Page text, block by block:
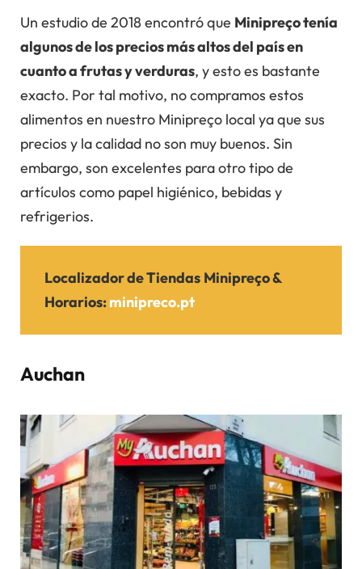
Un estudio de 2018 encontró que Minipreço tenía
algunos de los precios más altos del país en
cuanto a frutas y verduras, y esto es bastante
exacto. Por tal motivo, no compramos estos
alimentos en nuestro Minipreço local ya que sus
precios y la calidad no son muy buenos. Sin
embargo, son excelentes para otro tipo de
artículos como papel higiénico, bebidas y
refrigerios.
Localizador de Tiendas Minipreço&
Horarios:minipreco.pt
Auchan